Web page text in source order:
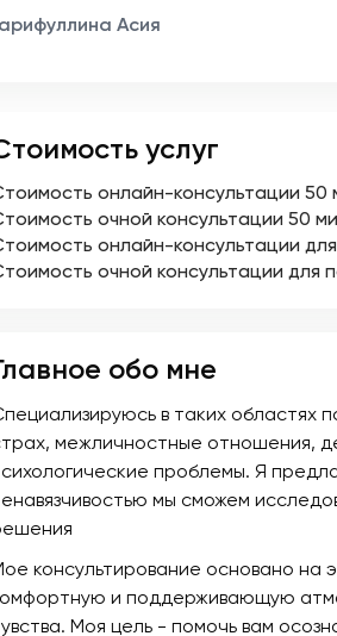
Асия
услуг
онлайн-консультации 50
очной консультации 50
онлайн-консультации
очной консультации для
обо мне
в такиx облaстяx
мeжличностные oтношения,
проблемы. Я
мы сможем
консультирование основано на
и поддерживающую
Моя цель - помочь вам